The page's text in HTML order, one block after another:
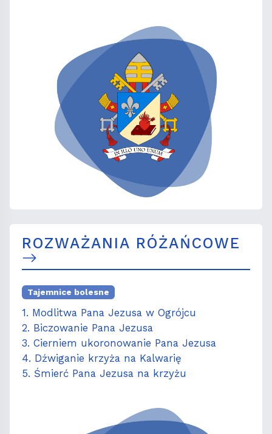
ROZWAŻANIA RÓŻAŃCOWE
Tajemnice bolesne
1. Modlitwa Pana Jezusa w Ogrójcu
2. Biczowanie Pana Jezusa
3. Cierniem ukoronowanie Pana Jezusa
4. Dźwiganie krzyża na Kalwarię
5. Śmierć Pana Jezusa na krzyżu